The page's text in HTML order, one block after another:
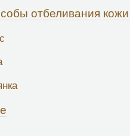
отбеливания